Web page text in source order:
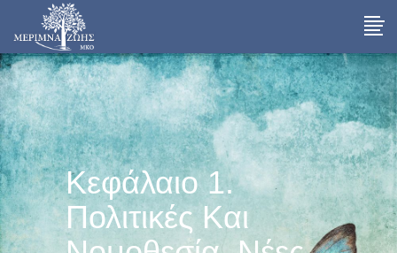
Κεφάλαιο 1.
Πολιτικές Και